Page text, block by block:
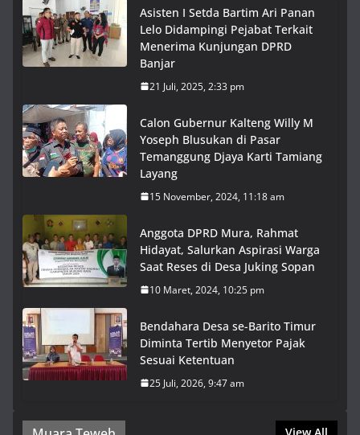
Asisten I Setda Bartim Ari Panan
Lelo Didampingi Pejabat Terkait
Menerima Kunjungan DPRD
Banjar
21 Juli, 2025, 2:33 pm
Calon Gubernur Kalteng Willy M
Yoseph Blusukan di Pasar
Temanggung Djaya Karti Tamiang
Layang
15 November, 2024, 11:18 am
Anggota DPRD Mura, Rahmat
Hidayat, Salurkan Aspirasi Warga
Saat Reses di Desa Juking Sopan
10 Maret, 2024, 10:25 pm
Bendahara Desa se-Barito Timur
Diminta Tertib Menyetor Pajak
Sesuai Ketentuan
25 Juli, 2026, 9:47 am